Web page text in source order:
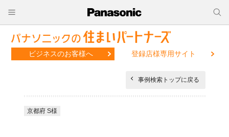
ビジネスのお客様へ 登録店様専用サイト
事例検索トップに戻る
京都府 S様